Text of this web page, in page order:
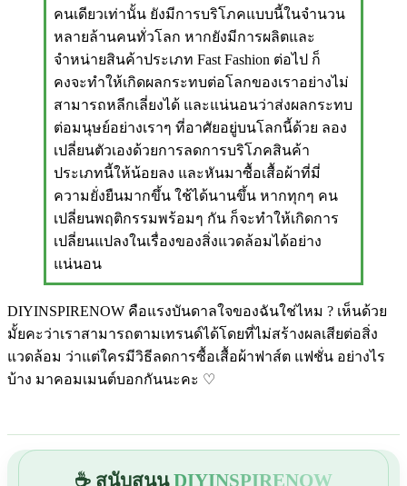
คนเดียวเท่านั้น ยังมีการบริโภคแบบนี้ในจำนวน
หลายล้านคนทั่วโลก หากยังมีการผลิตและ
จำหน่ายสินค้าประเภท Fast Fashion ต่อไป ก็
คงจะทำให้เกิดผลกระทบต่อโลกของเราอย่างไม่
สามารถหลีกเลี่ยงได้ และแน่นอนว่าส่งผลกระทบ
ต่อมนุษย์อย่างเราๆ ที่อาศัยอยู่บนโลกนี้ด้วย ลอง
เปลี่ยนตัวเองด้วยการลดการบริโภคสินค้า
ประเภทนี้ให้น้อยลง และหันมาซื้อเสื้อผ้าที่มี่
ความยั่งยืนมากขึ้น ใช้ได้นานขึ้น หากทุกๆ คน
เปลี่ยนพฤติกรรมพร้อมๆ กัน ก็จะทำให้เกิดการ
เปลี่ยนแปลงในเรื่องของสิ่งแวดล้อมได้อย่าง
แน่นอน
DIYINSPIRENOW คือแรงบันดาลใจของฉันใช่ไหม ? เห็นด้วย
มั้ยคะว่าเราสามารถตามเทรนด์ได้โดยที่ไม่สร้างผลเสียต่อสิ่ง
แวดล้อม ว่าแต่ใครมีวิธีลดการซื้อเสื้อผ้าฟาส์ต แฟชั่น อย่างไร
บ้าง มาคอมเมนต์บอกกันนะคะ ♡
☕ สนับสนุนDIYINSPIRENOW